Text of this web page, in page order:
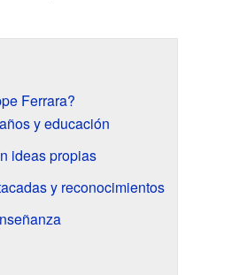
Ferrara?
y educación
ideas propias
y reconocimientos